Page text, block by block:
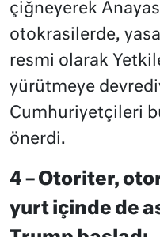
çiğneyerek
otokrasilerde,
resmi olarak
yürütmeye
Cumhuriyetçileri
önerdi.
4 – Otoriter,
yurt içinde de